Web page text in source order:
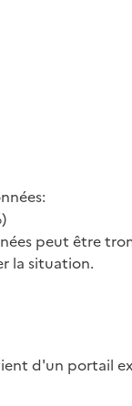
peut être
la situation.
d'un portail